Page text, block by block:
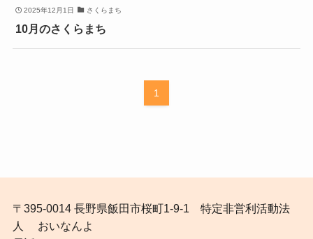
2025年12月1日 さくらまち
10月のさくらまち
1
〒395-0014 長野県飯田市桜町1-9-1 特定非営利活動法
人 おいなんよ